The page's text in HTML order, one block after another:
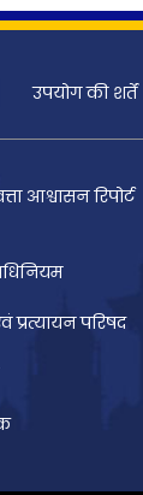
उपयोग की शर्तें
आश्वासन रिपोर्ट
परिषद